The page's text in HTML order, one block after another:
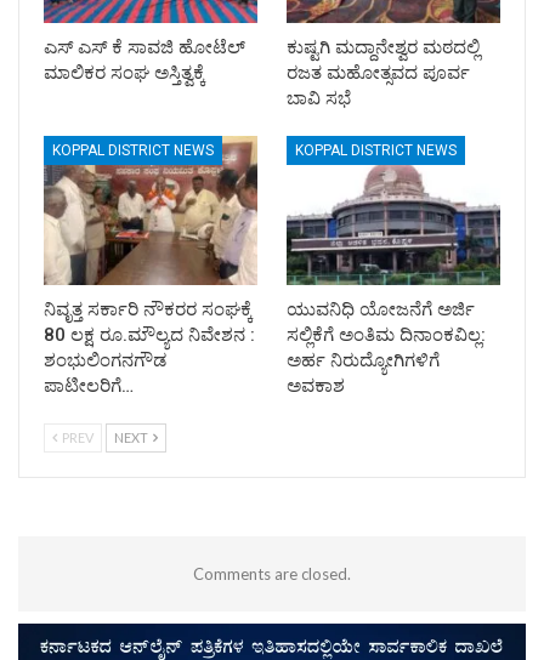
ಎಸ್ ಎಸ್ ಕೆ ಸಾವಜಿ ಹೋಟೆಲ್
ಮಾಲಿಕರ ಸಂಘ ಅಸ್ತಿತ್ವಕ್ಕೆ
ಕುಷ್ಟಗಿ ಮದ್ದಾನೇಶ್ವರ ಮಠದಲ್ಲಿ
ರಜತ ಮಹೋತ್ಸವದ ಪೂರ್ವ
ಬಾವಿ ಸಭೆ
KOPPAL DISTRICT NEWS
ನಿವೃತ್ತ ಸರ್ಕಾರಿ ನೌಕರರ ಸಂಘಕ್ಕೆ
80 ಲಕ್ಷ ರೂ.ಮೌಲ್ಯದ ನಿವೇಶನ :
ಶಂಭುಲಿಂಗನಗೌಡ
ಪಾಟೀಲರಿಗೆ…
KOPPAL DISTRICT NEWS
ಯುವನಿಧಿ ಯೋಜನೆಗೆ ಅರ್ಜಿ
ಸಲ್ಲಿಕೆಗೆ ಅಂತಿಮ ದಿನಾಂಕವಿಲ್ಲ:
ಅರ್ಹ ನಿರುದ್ಯೋಗಿಗಳಿಗೆ
ಅವಕಾಶ
PREV NEXT
Comments are closed.